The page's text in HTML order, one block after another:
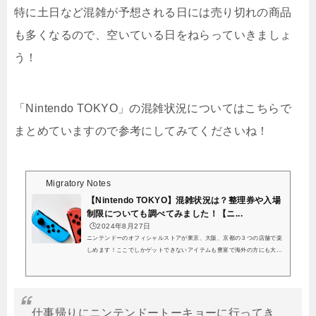
特に土日など混雑が予想される日には売り切れの商品
も多くなるので、空いている日をねらっていきましょ
う！
「Nintendo TOKYO」の混雑状況についてはこちらで
まとめていますので参考にしてみてくださいね！
Migratory Notes
【Nintendo TOKYO】混雑状況は？整理券や入場
制限についても調べてみました！【ニ...
🕒️2024年8月27日
ニンテンドーのオフィシャルストアが東京、大阪、京都の３つの店舗で楽
しめます！ここでしかゲットできないアイテムも豊富で海外の方にも大人
ルストア」関連記事こちらの記事では、「Nintendo TOKYO」の混雑状況
仕事帰りにニンテンドートーキョーに行ってき